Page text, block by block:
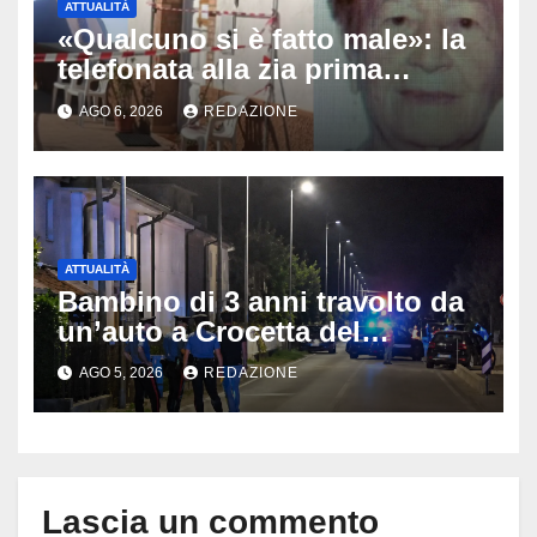
ATTUALITÀ
«Qualcuno si è fatto male»: la
telefonata alla zia prima
dell’orrore, arrestato il 25enne
che ha ucciso la nonna ad
Altino
AGO 6, 2026 REDAZIONE
ATTUALITÀ
Bambino di 3 anni travolto da
un’auto a Crocetta del
Montello: è gravissimo,
trasportato in elicottero a
Padova
AGO 5, 2026 REDAZIONE
Lascia un commento